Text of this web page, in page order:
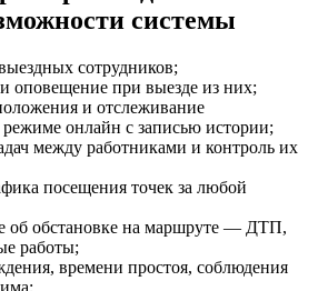
системы
сотрудников;
и оповещение при выезде из них;
и отслеживание
онлайн с записью истории;
между работниками и контроль их
посещения точек за любой
об обстановке на маршруте — ДТП,
работы;
времени простоя, соблюдения